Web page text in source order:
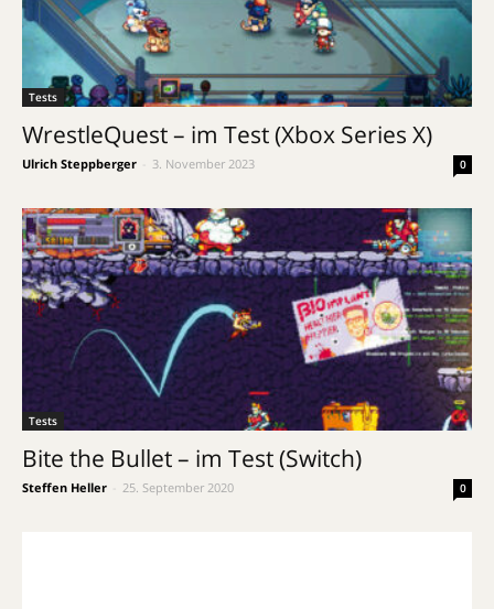
Tests
WrestleQuest – im Test (Xbox Series X)
Ulrich Steppberger 3. November 2023 0
Tests
Bite the Bullet – im Test (Switch)
Steffen Heller 25. September 2020 0